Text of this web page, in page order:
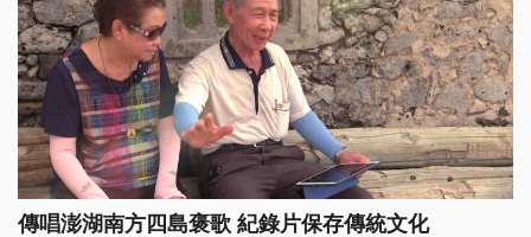
傳唱澎湖南方四島褒歌 紀錄片保存傳統文化